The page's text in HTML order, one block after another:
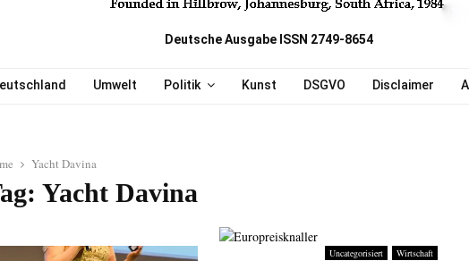
Deutsche Ausgabe ISSN 2749-8654
Umwelt Politik Kunst DSGVO Disclaimer
Yacht Davina
Yacht Davina
Uncategorisiert Wirtschaft